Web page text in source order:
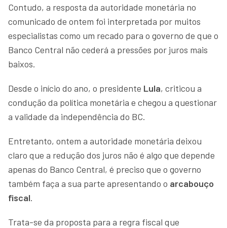
Contudo, a resposta da autoridade monetária no
comunicado de ontem foi interpretada por muitos
especialistas como um recado para o governo de que o
Banco Central não cederá a pressões por juros mais
baixos.
Desde o início do ano, o presidente Lula, criticou a
condução da política monetária e chegou a questionar
a validade da independência do BC.
Entretanto, ontem a autoridade monetária deixou
claro que a redução dos juros não é algo que depende
apenas do Banco Central, é preciso que o governo
também faça a sua parte apresentando o arcabouço
fiscal.
Trata-se da proposta para a regra fiscal que